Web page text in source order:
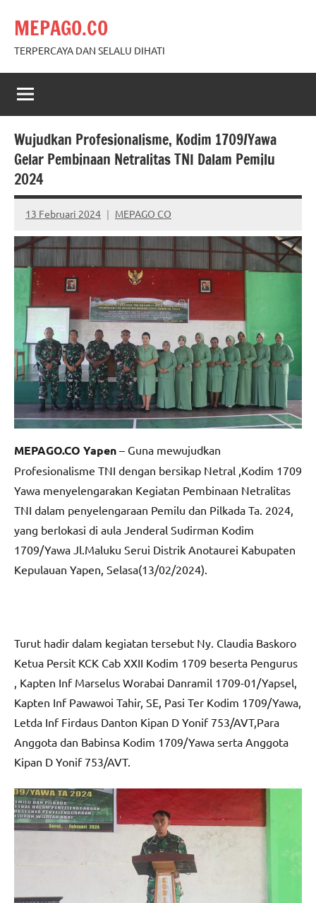
content
MEPAGO.CO
TERPERCAYA DAN SELALU DIHATI
Wujudkan Profesionalisme, Kodim 1709/Yawa
Gelar Pembinaan Netralitas TNI Dalam Pemilu
2024
13 Februari 2024 MEPAGO CO
No
comments
MEPAGO.CO Yapen – Guna mewujudkan
Profesionalisme TNI dengan bersikap Netral ,Kodim 1709
Yawa menyelengarakan Kegiatan Pembinaan Netralitas
TNI dalam penyelengaraan Pemilu dan Pilkada Ta. 2024,
yang berlokasi di aula Jenderal Sudirman Kodim
1709/Yawa Jl.Maluku Serui Distrik Anotaurei Kabupaten
Kepulauan Yapen, Selasa(13/02/2024).
Turut hadir dalam kegiatan tersebut Ny. Claudia Baskoro
Ketua Persit KCK Cab XXII Kodim 1709 beserta Pengurus
, Kapten Inf Marselus Worabai Danramil 1709-01/Yapsel,
Kapten Inf Pawawoi Tahir, SE, Pasi Ter Kodim 1709/Yawa,
Letda Inf Firdaus Danton Kipan D Yonif 753/AVT,Para
Anggota dan Babinsa Kodim 1709/Yawa serta Anggota
Kipan D Yonif 753/AVT.